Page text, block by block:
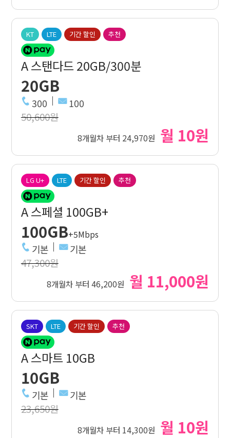
KT LTE 기간 할인 추천
A 스탠다드 20GB/300분
20GB
300 100
50,600원
8개월차 부터 24,970원 월 10원
LG U+ LTE 기간 할인 추천
A 스페셜 100GB+
100GB+5Mbps
기본 기본
47,300원
8개월차 부터 46,200원 월 11,000원
SKT LTE 기간 할인 추천
A 스마트 10GB
10GB
기본 기본
23,650원
8개월차 부터 14,300원 월 10원